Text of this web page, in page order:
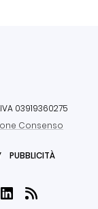
03919360275
Consenso
PUBBLICITÀ